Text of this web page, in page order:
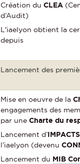
Création duCLEA
d’Audit)
L'iaelyon obtient la
depuis
Lancement des
Mise en oeuvre de la
engagements des
par uneCharte du
Lancement d’IMPACTS
l’iaelyon (devenu
Lancement du MIB